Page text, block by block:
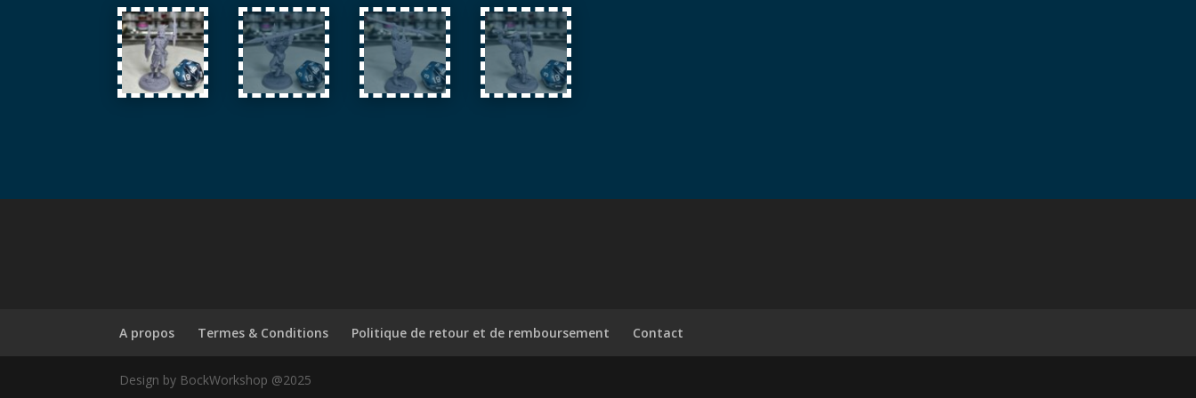
A propos Termes & Conditions Politique de retour et de remboursement Contact
Design by BockWorkshop @2025